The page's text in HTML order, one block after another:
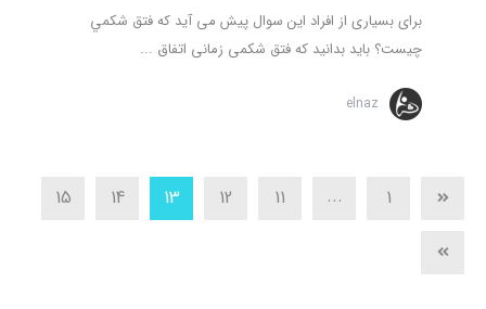
برای بسیاری از افراد این سوال پیش می آید که فتق شكمي
چيست؟ باید بدانید که فتق شکمی زمانی اتفاق ...
elnaz
1
...
11
12
13
14
15